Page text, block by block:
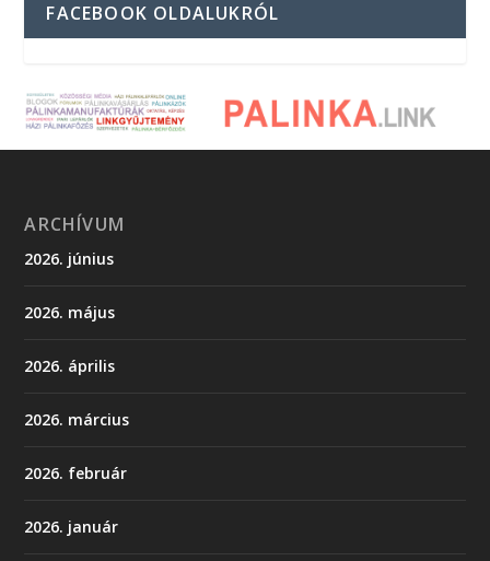
FACEBOOK OLDALUKRÓL
ARCHÍVUM
2026. június
2026. május
2026. április
2026. március
2026. február
2026. január